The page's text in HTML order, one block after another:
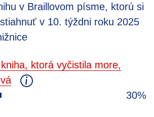
v Braillovom písme, ktorú si
v 10. týždni roku 2025
ktorá vyčistila more,
30%